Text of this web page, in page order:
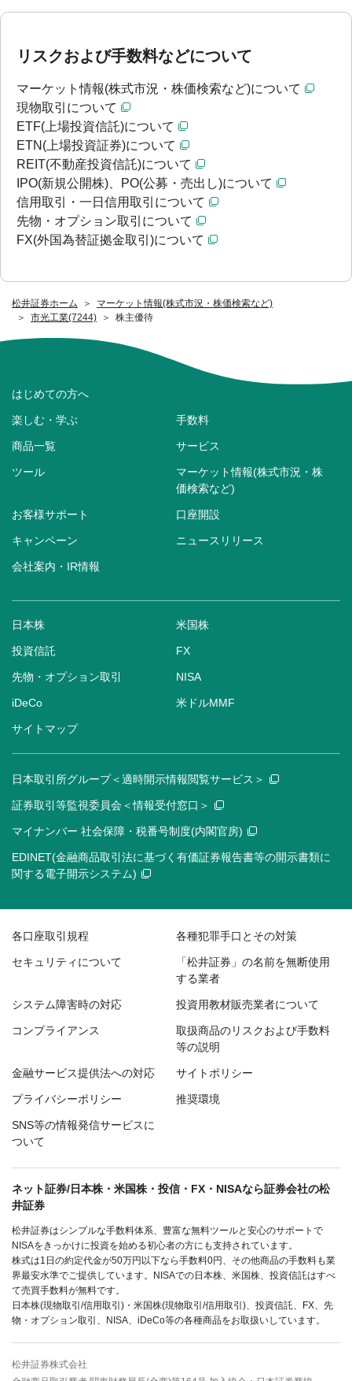
松井証券ホーム
マーケット情報(株式市況・株価検索など)
市光工業(7244)
株主優待
リスクおよび手数料などについて
マーケット情報(株式市況・株価検索など)について
現物取引について
ETF(上場投資信託)について
ETN(上場投資証券)について
REIT(不動産投資信託)について
IPO(新規公開株)、PO(公募・売出し)について
信用取引・一日信用取引について
先物・オプション取引について
FX(外国為替証拠金取引)について
はじめての方へ
楽しむ・学ぶ 手数料
商品一覧 サービス
ツール
マーケット情報(株式市況・株
価検索など)
お客様サポート 口座開設
キャンペーン ニュースリリース
会社案内・IR情報
日本株 米国株
投資信託 FX
先物・オプション取引 NISA
iDeCo 米ドルMMF
サイトマップ
日本取引所グループ＜適時開示情報閲覧サービス＞
証券取引等監視委員会＜情報受付窓口＞
マイナンバー 社会保障・税番号制度(内閣官房)
EDINET(金融商品取引法に基づく有価証券報告書等の開示書類に
関する電子開示システム)
各口座取引規程 各種犯罪手口とその対策
セキュリティについて
「松井証券」の名前を無断使用
する業者
システム障害時の対応 投資用教材販売業者について
コンプライアンス
取扱商品のリスクおよび手数料
等の説明
金融サービス提供法への対応 サイトポリシー
プライバシーポリシー 推奨環境
SNS等の情報発信サービスに
ついて
ネット証券/日本株・米国株・投信・FX・NISAなら証券会社の松
井証券
松井証券はシンプルな手数料体系、豊富な無料ツールと安心のサポートで
NISAをきっかけに投資を始める初心者の方にも支持されています。
株式は1日の約定代金が50万円以下なら手数料0円、その他商品の手数料も業
界最安水準でご提供しています。NISAでの日本株、米国株、投資信託はすべ
て売買手数料が無料です。
日本株(現物取引/信用取引)・米国株(現物取引/信用取引)、投資信託、FX、先
物・オプション取引、NISA、iDeCo等の各種商品をお取扱いしています。
松井証券株式会社